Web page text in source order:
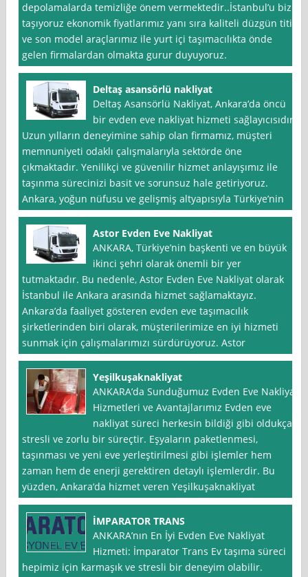
depolamalarda temizliğe önem vermektedir..İstanbul’u biz
taşıyoruz ekonomik fiyatlarımız yanı sıra kaliteli düzgün titiz
ve son model araçlarımız ile yurt içi taşımacılıkta önde
gelen firmalardan olmakta gurur duyuyoruz.
Deltaş asansörlü nakliyat
Deltaş Asansörlü Nakliyat, Ankara‘da öncü
bir evden eve nakliyat hizmeti sağlayıcısıdır.
Uzun yılların deneyimine sahip olan firmamız, müşteri
memnuniyeti odaklı çalışmalarıyla sektörde öne
çıkmaktadır. Yenilikçi ve güvenilir hizmet anlayışımız ile
taşınma sürecinizi basit ve sorunsuz hale getiriyoruz.
Ankara, yoğun nüfusu ve gelişmiş altyapısıyla Türkiye’nin
Astor Evden Eve Nakliyat
ANKARA, Türkiye’nin başkenti ve en büyük
ikinci şehri olarak önemli bir yer
tutmaktadır. Bu nedenle, Astor Evden Eve Nakliyat olarak
İstanbul ile Ankara arasında hizmet sağlamaktayız.
Ankara’da faaliyet gösteren evden eve taşımacılık
şirketlerinden biri olarak, müşterilerimize en iyi hizmeti
sunmak için çalışmalarımızı sürdürüyoruz. Astor
Yeşilkuşaknakliyat
ANKARA’da Sunduğumuz Evden Eve Nakliyat
Hizmetleri ve Avantajlarımız Evden eve
nakliyat süreci herkesin bildiği gibi oldukça
stresli ve zorlu bir süreçtir. Eşyaların paketlenmesi,
taşınması ve yeni eve yerleştirilmesi gibi işlemler hem
zaman hem de enerji gerektiren detaylı işlemlerdir. Bu
yüzden, Ankara‘da hizmet veren Yeşilkuşaknakliyat
İMPARATOR TRANS
ANKARA’nın En İyi Evden Eve Nakliyat
Hizmeti: İmparator Trans Ev taşıma süreci
hepimiz için karmaşık ve stresli bir deneyim olabilir.